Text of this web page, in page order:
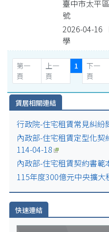
臺中市太平
號
2026-04-16
學
第一
頁
上一
頁
1
下一
頁
賃居相關連結
行政院-住宅租賃常見糾紛
內政部-住宅租賃定型化
114-04-18
內政部-住宅租賃契約書範
115年度300億元中央擴大
快速連結